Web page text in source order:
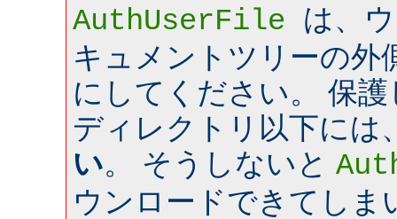
AuthUserFile は、
キュメントツリーの外
にしてください。 保
ディレクトリ以下には
い。 そうしないと
ウンロードできてしま